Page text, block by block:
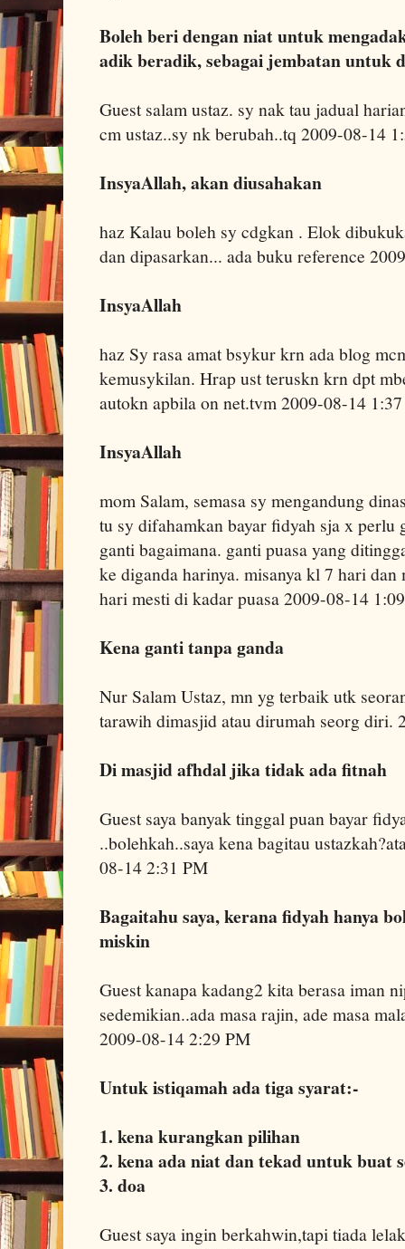
Boleh beri dengan niat untuk
adik beradik, sebagai jembatan untuk
Guest salam ustaz. sy nak tau jadual
cm ustaz..sy nk berubah..tq 2009-08-14
InsyaAllah, akan diusahakan
haz Kalau boleh sy cdgkan . Elok
dan dipasarkan... ada buku reference
InsyaAllah
haz Sy rasa amat bsykur krn ada blog
kemusykilan. Hrap ust teruskn krn dpt
autokn apbila on net.tvm 2009-08-14
InsyaAllah
mom Salam, semasa sy mengandung
tu sy difahamkan bayar fidyah sja x perlu
ganti bagaimana. ganti puasa yang
ke diganda harinya. misanya kl 7 hari dan
hari mesti di kadar puasa 2009-08-14
Kena ganti tanpa ganda
Nur Salam Ustaz, mn yg terbaik utk
tarawih dimasjid atau dirumah seorg diri.
Di masjid afhdal jika tidak ada fitnah
Guest saya banyak tinggal puan bayar
..bolehkah..saya kena bagitau
08-14 2:31 PM
Bagaitahu saya, kerana fidyah hanya
miskin
Guest kanapa kadang2 kita berasa iman
sedemikian..ada masa rajin, ade masa
2009-08-14 2:29 PM
Untuk istiqamah ada tiga syarat:-
1. kena kurangkan pilihan
2. kena ada niat dan tekad untuk buat
3. doa
Guest saya ingin berkahwin,tapi tiada